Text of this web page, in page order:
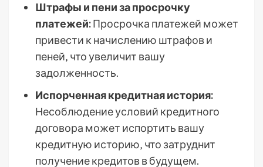
Штрафы и пени за просрочку
платежей:Просрочка платежей может
привести к начислению штрафов и
пеней‚ что увеличит вашу
задолженность.
Испорченная кредитная история:
Несоблюдение условий кредитного
договора может испортить вашу
кредитную историю‚ что затруднит
получение кредитов в будущем.